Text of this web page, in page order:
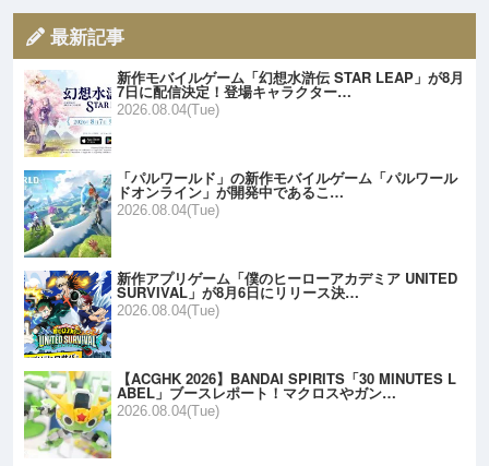
最新記事
新作モバイルゲーム「幻想水滸伝 STAR LEAP」が8月
7日に配信決定！登場キャラクター…
2026.08.04(Tue)
「パルワールド」の新作モバイルゲーム「パルワール
ドオンライン」が開発中であるこ…
2026.08.04(Tue)
新作アプリゲーム「僕のヒーローアカデミア UNITED
SURVIVAL」が8月6日にリリース決…
2026.08.04(Tue)
【ACGHK 2026】BANDAI SPIRITS「30 MINUTES L
ABEL」ブースレポート！マクロスやガン…
2026.08.04(Tue)